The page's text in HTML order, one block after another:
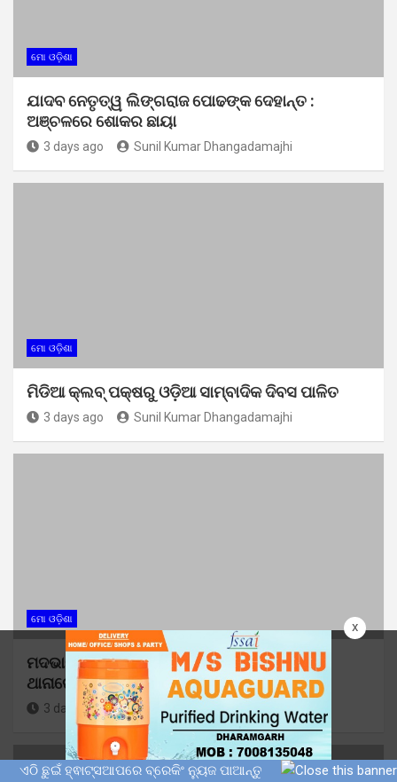
x
ମୋ ଓଡ଼ିଶା
ଯାଦବ ନେତୃତ୍ୱ ଲିଙ୍ଗରାଜ ପୋଢଙ୍କ ଦେହାନ୍ତ :
ଅଞ୍ଚଳରେ ଶୋକର ଛାୟା
3 days ago Sunil Kumar Dhangadamajhi
ମୋ ଓଡ଼ିଶା
ମିଡିଆ କ୍ଲବ୍ ପକ୍ଷରୁ ଓଡ଼ିଆ ସାମ୍ବାଦିକ ଦିବସ ପାଳିତ
3 days ago Sunil Kumar Dhangadamajhi
ମୋ ଓଡ଼ିଶା
ମଦଭାଟିରେ ବେଆଇନ ମଦ ପ୍ରସ୍ତୁତି ନେଇ ବୁଗୁଡା
ଥାନାରେ ଅଭିଯୋଗ
3 days ago Sunil Kumar Dhangadamajhi
ଏଠି ଛୁଇଁ ହ୍ଵାଟ୍ସଆପରେ ବ୍ରେକିଂ ନ୍ୟୁଜ ପାଆନ୍ତୁ